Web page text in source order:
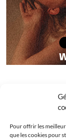
Pour offrir les
que les cookies pour